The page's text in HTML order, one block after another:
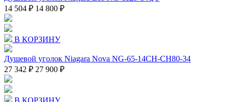
14 504 ₽ 14 800 ₽
В КОРЗИНУ
Душевой уголок Niagara Nova NG-65-14CH-CH80-34
27 342 ₽ 27 900 ₽
В КОРЗИНУ